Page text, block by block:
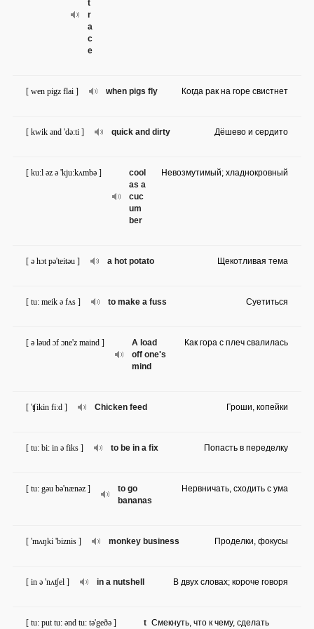
t
r
a
c
e
when pigs fly
[ wen pigz flai ] Когда рак на горе свистнет
quick and dirty
[ kwik ənd 'də:ti ] Дёшево и сердито
cool
as a
cuc
um
ber
[ ku:l əz ə 'kju:kʌmbə ] Невозмутимый; хладнокровный
a hot potato
[ ə hɔt pə'teitəu ] Щекотливая тема
to make a fuss
[ tu: meik ə fʌs ] Cуетиться
A load
off one's
mind
[ ə ləud ɔf ɔne'z maind ] Как гора с плеч свалилась
Chicken feed
[ 'ʧikin fi:d ] Гроши, копейки
to be in a fix
[ tu: bi: in ə fiks ] Попасть в переделку
to go
bananas
[ tu: gəu bə'nænəz ] Нервничать, сходить с ума
monkey business
[ 'mʌŋki 'biznis ] Проделки, фокусы
in a nutshell
[ in ə 'nʌʧel ] В двух словах; короче говоря
t
[ tu: put tu: ənd tu: tə'geðə ]
Смекнуть, что к чему, сделать